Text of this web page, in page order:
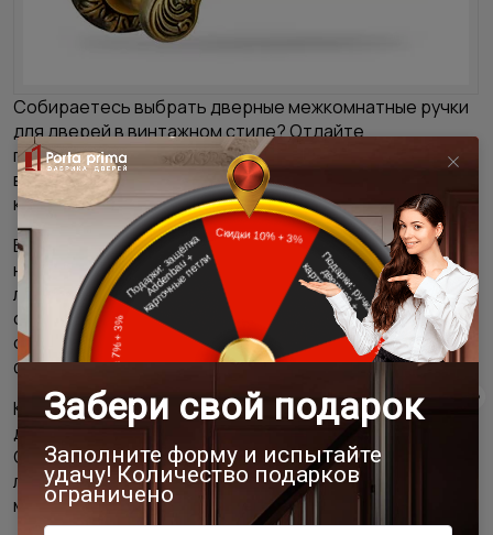
Собираетесь выбрать дверные межкомнатные ручки
для дверей в винтажном стиле? Отдайте
предпочтение моделям на планке под старину. Этот
вариант будет гармонично смотреться в
классическом интерьере.
Врезка замков требует наличия определенных
навыков и специальных инструментов. Поэтому
лучший вариант –купить межкомнатные дверив сборе
с фурнитурой. Такую услугу оказывают все магазины и
салоны, которые торгуют дверями, в том числе и
фабрика дверей Porta Prima.
Комплект межкомнатных дверей включает не только
дверную ручку, но также замок и дверные петли.
Собранные межкомнатные двери устанавливаются
легко и быстро, с минимальным количеством пыли и
мусора.